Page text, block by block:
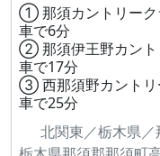
① 那須カントリーク
車で6分
② 那須伊王野カント
車で17分
③ 西那須野カントリ
車で25分
北関東／栃木県／